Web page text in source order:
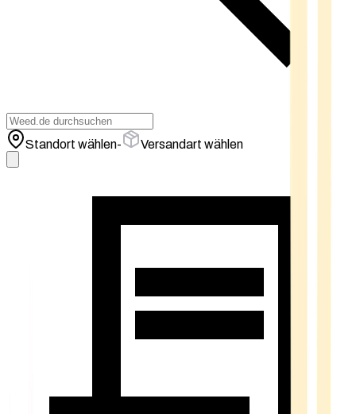
Standort wählen- Versandart wählen